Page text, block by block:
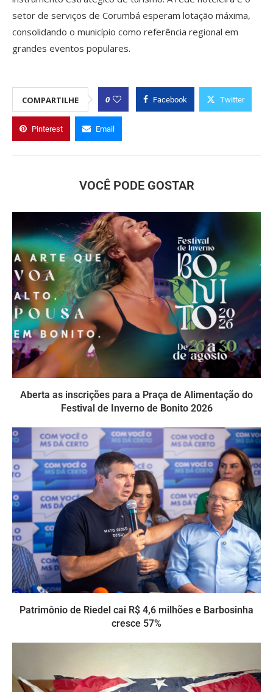
setor de serviços de Corumbá esperam lotação máxima,
consolidando o município como referência regional em
grandes eventos populares.
COMPARTILHE 0 Facebook Twitter
Pinterest Email
VOCÊ PODE GOSTAR
Aberta as inscrições para a Praça de Alimentação do
Festival de Inverno de Bonito 2026
Patrimônio de Riedel cai R$ 4,6 milhões e Barbosinha
cresce 57%